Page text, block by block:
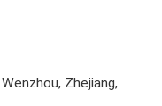
Zhejiang,